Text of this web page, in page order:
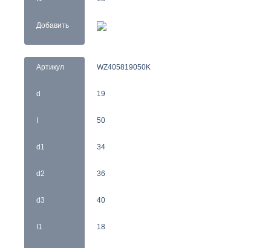
Добавить
Артикул
d
d1
d2
d3
I1
WZ405819050K
19
50
34
36
40
18